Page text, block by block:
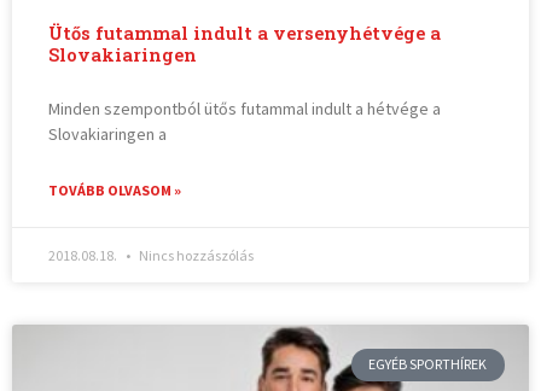
Ütős futammal indult a versenyhétvége a
Slovakiaringen
Minden szempontból ütős futammal indult a hétvége a
Slovakiaringen a
TOVÁBB OLVASOM »
2018.08.18. Nincs hozzászólás
EGYÉB SPORTHÍREK